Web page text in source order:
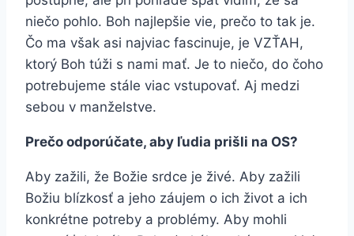
niečo pohlo. Boh najlepšie vie, prečo to tak je.
Čo ma však asi najviac fascinuje, je VZŤAH,
ktorý Boh túži s nami mať. Je to niečo, do čoho
potrebujeme stále viac vstupovať. Aj medzi
sebou v manželstve.
Prečo odporúčate, aby ľudia prišli na OS?
Aby zažili, že Božie srdce je živé. Aby zažili
Božiu blízkosť a jeho záujem o ich život a ich
konkrétne potreby a problémy. Aby mohli